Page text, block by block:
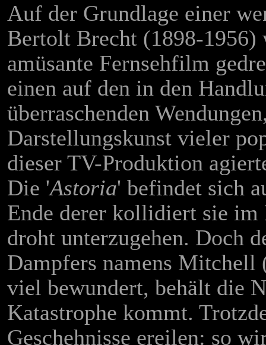
Auf der Grundlage einer
Bertolt Brecht (1898-1956)
amüsante Fernsehfilm
einen auf den in den
überraschenden
Darstellungskunst vieler
dieser TV-Produktion
Die 'Astoria' befindet sich
Ende derer kollidiert sie
droht unterzugehen. Doch
Dampfers namens
viel bewundert, behält die
Katastrophe kommt.
Geschehnisse ereilen: so